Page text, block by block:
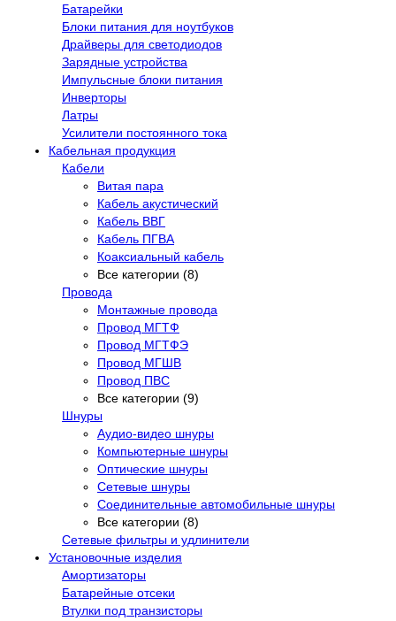
Батарейки
Блоки питания для ноутбуков
Драйверы для светодиодов
Зарядные устройства
Импульсные блоки питания
Инверторы
Латры
Усилители постоянного тока
Кабельная продукция
Кабели
Витая пара
Кабель акустический
Кабель ВВГ
Кабель ПГВА
Коаксиальный кабель
Все категории (8)
Провода
Монтажные провода
Провод МГТФ
Провод МГТФЭ
Провод МГШВ
Провод ПВС
Все категории (9)
Шнуры
Аудио-видео шнуры
Компьютерные шнуры
Оптические шнуры
Сетевые шнуры
Соединительные автомобильные шнуры
Все категории (8)
Сетевые фильтры и удлинители
Установочные изделия
Амортизаторы
Батарейные отсеки
Втулки под транзисторы